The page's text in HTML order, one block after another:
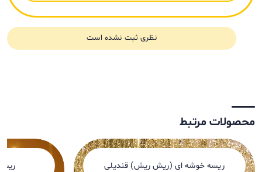
نظری ثبت نشده است
محصولات مرتبط
ریسه خوشه ای (ریش ریش) قندیلی